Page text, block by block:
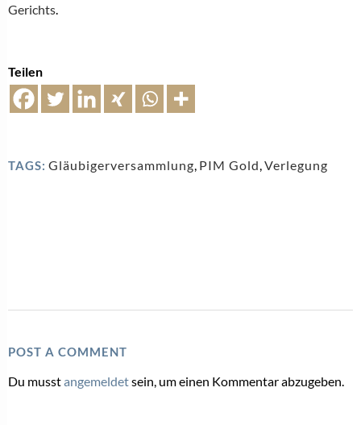
Gerichts.
Teilen
TAGS: Gläubigerversammlung, PIM Gold,Verlegung
POST A COMMENT
Du musstangemeldetsein, um einen Kommentar abzugeben.